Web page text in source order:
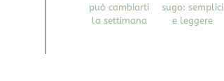
può cambiarti
la settimana
sugo: semplici
e leggere